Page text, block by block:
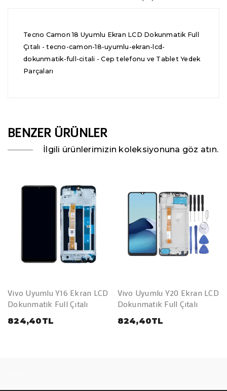
Tecno Camon 18 Uyumlu Ekran LCD Dokunmatik Full
Çıtalı - tecno-camon-18-uyumlu-ekran-lcd-
dokunmatik-full-citali - Cep telefonu ve Tablet Yedek
Parçaları
BENZER ÜRÜNLER
İlgili ürünlerimizin koleksiyonuna göz atın.
Vivo Uyumlu Y16 Ekran LCD
Dokunmatik Full Çıtalı
824,40TL
Vivo Uyumlu Y20 Ekran LCD
Dokunmatik Full Çıtalı
824,40TL